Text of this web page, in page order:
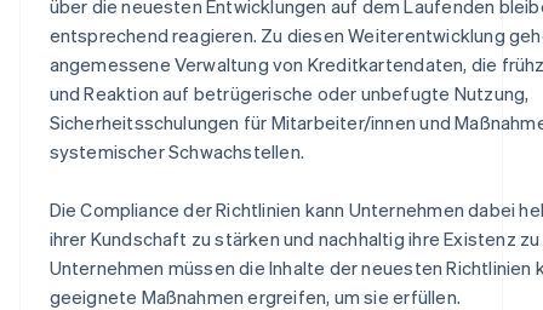
über die neuesten Entwicklungen auf dem Laufenden
entsprechend reagieren. Zu diesen Weiterentwicklung
angemessene Verwaltung von Kreditkartendaten, die
und Reaktion auf betrügerische oder unbefugte Nutzung,
Sicherheitsschulungen für Mitarbeiter/innen und
systemischer Schwachstellen.
Die Compliance der Richtlinien kann Unternehmen dabei
ihrer Kundschaft zu stärken und nachhaltig ihre Existenz
Unternehmen müssen die Inhalte der neuesten Richtlinien
geeignete Maßnahmen ergreifen, um sie erfüllen.